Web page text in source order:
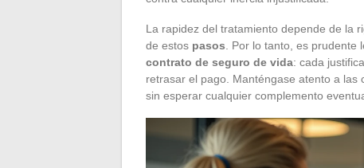
La rapidez del tratamiento depende de la
de estos pasos . Por lo tanto, es
contrato de seguro de vida: cada
retrasar el pago. Manténgase atento a
sin esperar cualquier complemento